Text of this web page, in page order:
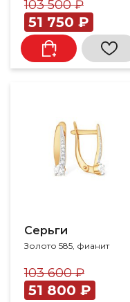
103 500 ₽
51 750 ₽
Серьги
Золото 585, фианит
103 600 ₽
51 800 ₽